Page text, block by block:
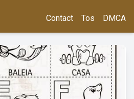
Contact Tos DMCA